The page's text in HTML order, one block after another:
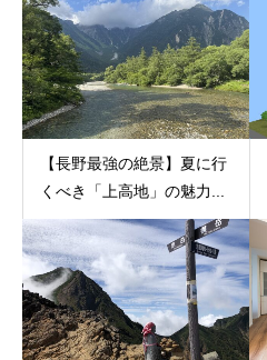
【長野最強の絶景】夏に行
くべき「上高地」の魅力...